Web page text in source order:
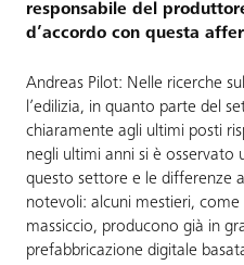
responsabile del
d’accordo con questa
Andreas Pilot: Nelle ricerche
l’edilizia, in quanto parte del
chiaramente agli ultimi posti
negli ultimi anni si è osservato
questo settore e le differenze
notevoli: alcuni mestieri,
massiccio, producono già in
prefabbricazione digitale